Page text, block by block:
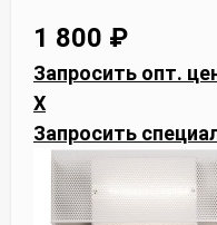
1 800 ₽
Запросить опт.
X
Запросить